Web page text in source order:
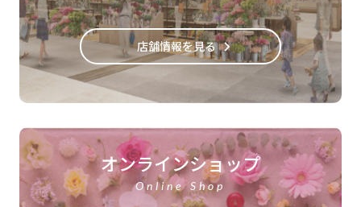
店舗情報を見る
オンラインショップ
Online Shop